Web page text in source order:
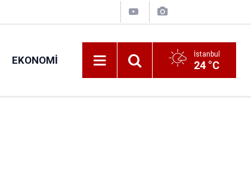
EKONOMI İstanbul
24 °C